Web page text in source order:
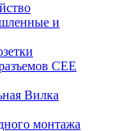
и
CEE
Вилка